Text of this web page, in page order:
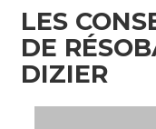
LES
DE
DIZIER